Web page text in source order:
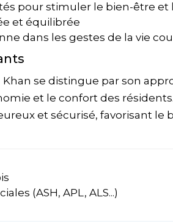
pour stimuler le bien-être et
et équilibrée
dans les gestes de la vie
Khan se distingue par son
et le confort des
et sécurisé, favorisant le
(ASH, APL, ALS...)